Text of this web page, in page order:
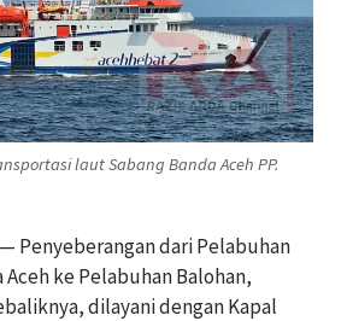
laut Sabang Banda Aceh PP.
— Penyeberangan dari Pelabuhan
ke Pelabuhan Balohan,
dilayani dengan Kapal